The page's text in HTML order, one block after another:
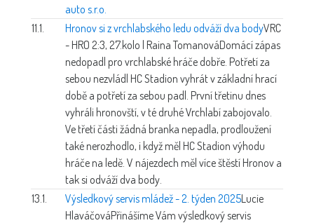
auto s.r.o.
11.1.
Hronov si z vrchlabského ledu odváží dva bodyVRC
- HRO 2:3, 27.kolo | Raina TomanováDomácí zápas
nedopadl pro vrchlabské hráče dobře. Potřetí za
sebou nezvládl HC Stadion vyhrát v základní hrací
době a potřetí za sebou padl. První třetinu dnes
vyhráli hronovští, v té druhé Vrchlabí zabojovalo.
Ve třetí části žádná branka nepadla, prodloužení
také nerozhodlo, i když měl HC Stadion výhodu
hráče na ledě. V nájezdech měl více štěstí Hronov a
tak si odváží dva body.
13.1.
Výsledkový servis mládež - 2. týden 2025Lucie
HlaváčováPřinášíme Vám výsledkový servis